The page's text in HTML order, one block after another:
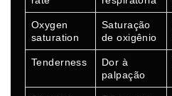
Oxygen
saturation
Saturação
de oxigênio
Tenderness
Dor à
palpação